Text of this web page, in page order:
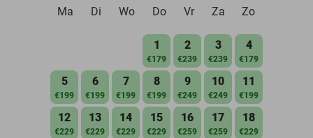
Ma
Di Wo Do Vr Za Zo
1
€179
2
€239
3
€239
4
€179
5
€199
6
€199
7
€199
8
€199
9
€249
10
€249
11
€199
12
€229
13
€229
14
€229
15
€229
16
€259
17
€259
18
€229